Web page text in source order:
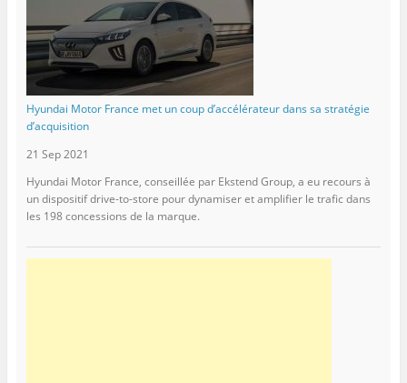
Hyundai Motor France met un coup d’accélérateur dans sa stratégie
d’acquisition
21 Sep 2021
Hyundai Motor France, conseillée par Ekstend Group, a eu recours à
un dispositif drive-to-store pour dynamiser et amplifier le trafic dans
les 198 concessions de la marque.